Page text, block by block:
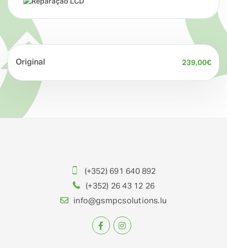
Original 239,00€
(+352) 691 640 892
(+352) 26 43 12 26
info@gsmpcsolutions.lu